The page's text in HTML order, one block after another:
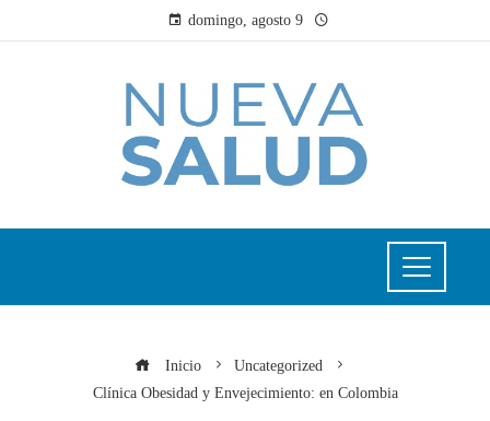
domingo, agosto 9
Inicio
Uncategorized
Clínica Obesidad y Envejecimiento: en Colombia